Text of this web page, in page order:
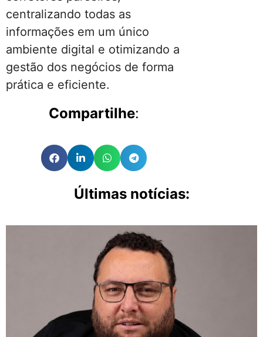
centralizando todas as
informações em um único
ambiente digital e otimizando a
gestão dos negócios de forma
prática e eficiente.
Compartilhe:
Últimas notícias: